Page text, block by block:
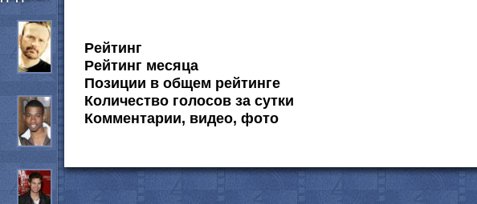
Рейтинг
Рейтинг месяца
Позиции в общем рейтинге
Количество голосов за сутки
Комментарии, видео, фото